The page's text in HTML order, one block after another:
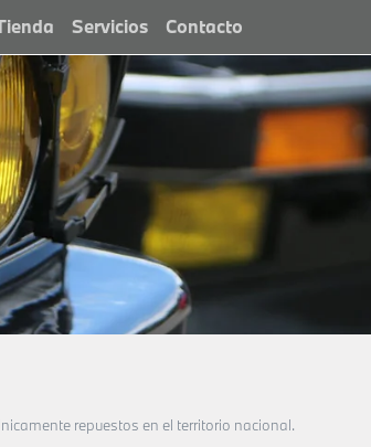
Servicios Contacto
repuestos en el territorio nacional.